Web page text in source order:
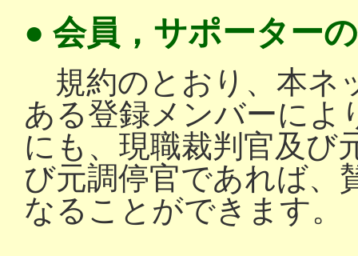
● 会員，サポーター
規約のとおり、本ネ
ある登録メンバーによ
にも、現職裁判官及び
び元調停官であれば、
なることができます。